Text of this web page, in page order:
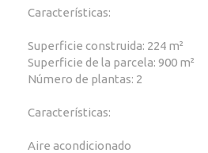
Características:
Superficie construida: 224 m²
Superficie de la parcela: 900 m²
Número de plantas: 2
Características:
Aire acondicionado